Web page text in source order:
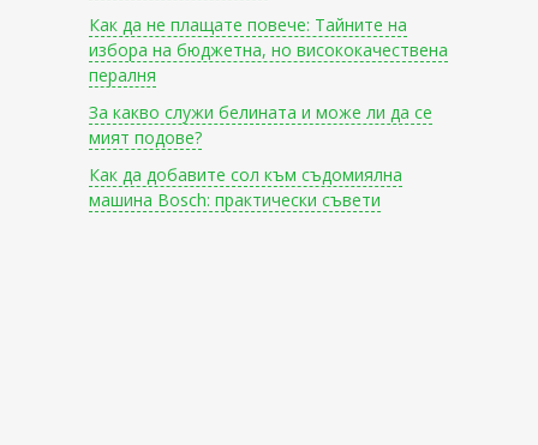
Как да не плащате повече: Тайните на
избора на бюджетна, но висококачествена
пералня
За какво служи белината и може ли да се
мият подове?
Как да добавите сол към съдомиялна
машина Bosch: практически съвети